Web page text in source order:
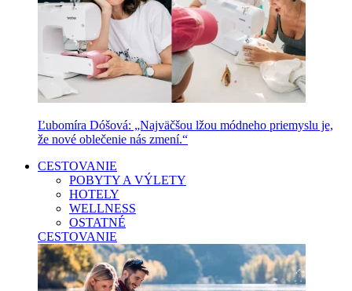
Ľubomíra Dóšová: „Najväčšou lžou módneho priemyslu je,
že nové oblečenie nás zmení.“
CESTOVANIE
POBYTY A VÝLETY
HOTELY
WELLNESS
OSTATNÉ
CESTOVANIE